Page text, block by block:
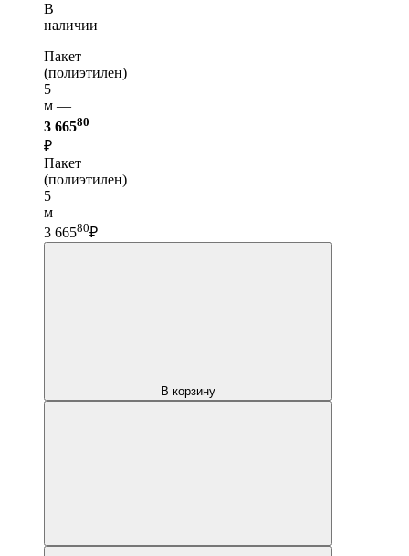
В
наличии
Пакет
(полиэтилен)
5
м —
3 66580
₽
Пакет
(полиэтилен)
5
м
3 66580₽
В корзину